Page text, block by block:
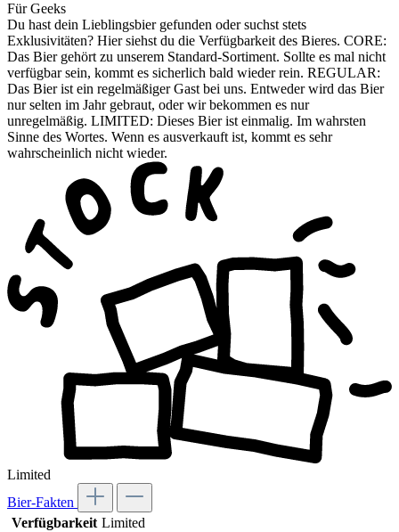
Für Geeks
Du hast dein Lieblingsbier gefunden oder suchst stets
Exklusivitäten? Hier siehst du die Verfügbarkeit des Bieres. CORE:
Das Bier gehört zu unserem Standard-Sortiment. Sollte es mal nicht
verfügbar sein, kommt es sicherlich bald wieder rein. REGULAR:
Das Bier ist ein regelmäßiger Gast bei uns. Entweder wird das Bier
nur selten im Jahr gebraut, oder wir bekommen es nur
unregelmäßig. LIMITED: Dieses Bier ist einmalig. Im wahrsten
Sinne des Wortes. Wenn es ausverkauft ist, kommt es sehr
wahrscheinlich nicht wieder.
Limited
Bier-Fakten
Verfügbarkeit Limited